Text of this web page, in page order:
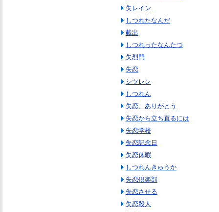
失レイン
しつれたなんだ
載出
しつれったなんたつ
失烈門
失恋
シツレン
しつれん
失恋、ありがとう
失恋から立ち直るには
失恋学校
失恋記念日
失恋休暇
しつれんきゅうか
失恋倶楽部
失恋させる
失恋殺人